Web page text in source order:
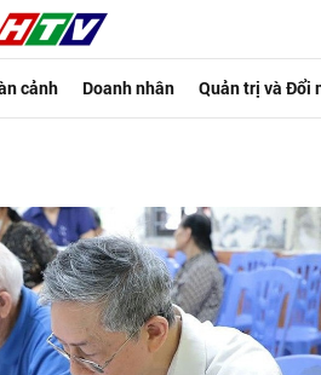
cảnh Doanh nhân Quản trị và Đổi